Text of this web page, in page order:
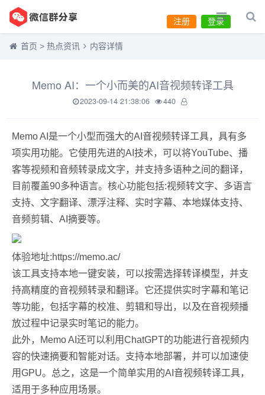
登录
注册
首页 > 热点资讯 内容详情
Memo AI：一个小而美的AI音视频转译工具
2023-09-14 21:38:06 440
Memo AI是一个小型而强大的AI音视频转译工具，具有多
项实用功能。它使用先进的AI技术，可以将YouTube、播
客等视频和音频转录成文字，并支持多语种之间的翻译，
目前覆盖90多种语言。核心功能包括:视频转文字、多语言
支持、文字翻译、漂浮注释、实时字幕、本地媒体支持、
音频剪辑、AI摘要等。
体验地址:https://memo.ac/
该工具支持本地一键安装，可以按需选择转译模型，并支
持高精度的音视频转录和翻译。它还提供实时字幕和笔记
等功能，包括字幕的校准、剪辑和导出，以及在音视频播
放过程中记录实时笔记的能力。
此外，Memo AI还可以利用ChatGPT的功能进行音视频内
容的快速摘要和智能对话。支持本地部署，并可以加速使
用GPU。总之，这是一个简单实用的AI音视频转译工具，
适用于多种应用场景。